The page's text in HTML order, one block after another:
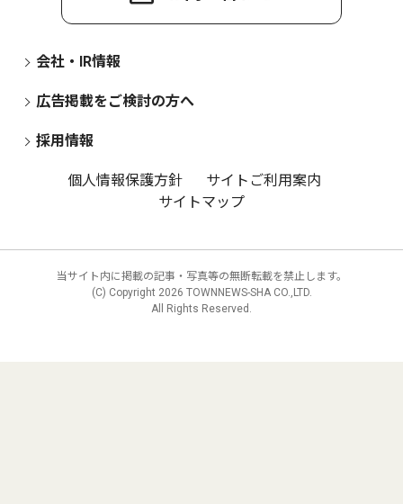
会社・IR情報
広告掲載をご検討の方へ
採用情報
個人情報保護方針
サイトご利用案内
サイトマップ
当サイト内に掲載の記事・写真等の無断転載を禁止します。
(C) Copyright 2026 TOWNNEWS-SHA CO.,LTD.
All Rights Reserved.